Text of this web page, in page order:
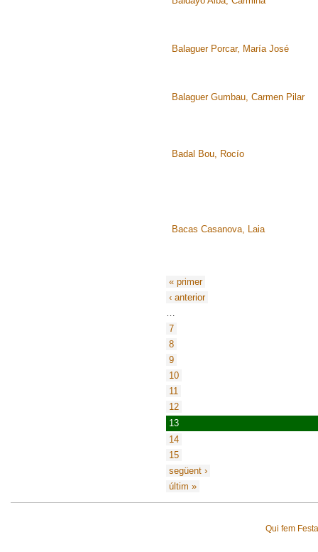
Balaguer Porcar, María José
Balaguer Gumbau, Carmen Pilar
Badal Bou, Rocío
Bacas Casanova, Laia
« primer
‹ anterior
…
7
8
9
10
11
12
13
14
15
següent ›
últim »
Qui fem